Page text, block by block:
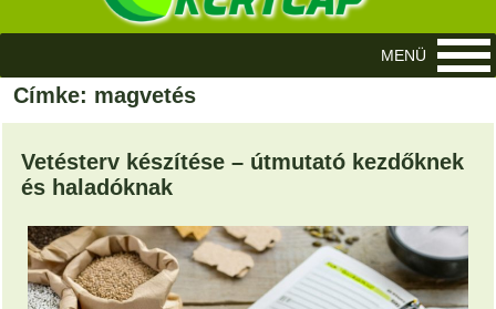
Címke: magvetés
Vetésterv készítése – útmutató kezdőknek
és haladóknak